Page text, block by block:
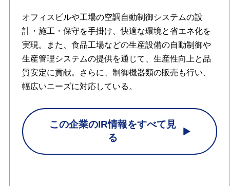
オフィスビルや工場の空調自動制御システムの設
計・施工・保守を手掛け、快適な環境と省エネ化を
実現。また、食品工場などの生産設備の自動制御や
生産管理システムの提供を通じて、生産性向上と品
質安定に貢献。さらに、制御機器類の販売も行い、
幅広いニーズに対応している。
この企業のIR情報をすべて見
る